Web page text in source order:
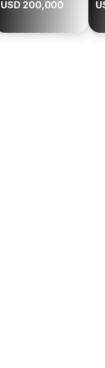
USD 200,000